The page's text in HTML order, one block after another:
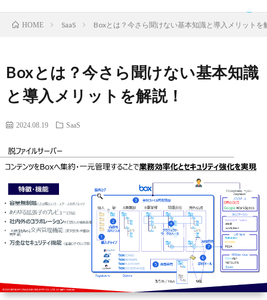
ド
サ
ー
運
営
者
お
問
HOME SaaS Boxとは？今さら聞けない基本知識と導入メリットを
Boxとは？今さら聞けない基本知識
と導入メリットを解説！
2024.08.19 SaaS